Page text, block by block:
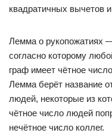
квадратичных вычетов
Лемма о рукопожатиях
согласно которому
граф имеет чётное
Лемма берёт название
людей, некоторые из
чётное число людей
нечётное число коллег.